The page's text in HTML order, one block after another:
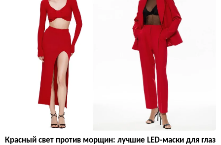
Красный свет против морщин: лучшие LED-маски для глаз